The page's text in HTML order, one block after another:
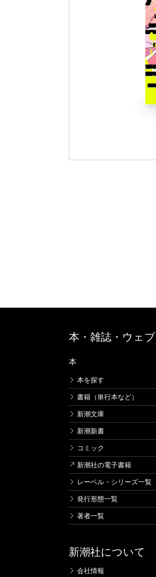
本・雑誌・ウェブ
本
本を探す
書籍（単行本など）
新潮文庫
新潮新書
コミック
新潮社の電子書籍
レーベル・シリーズ一覧
発行形態一覧
著者一覧
新潮社について
会社情報